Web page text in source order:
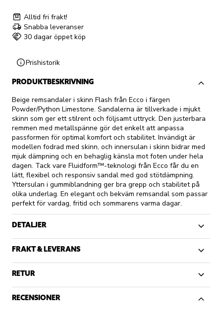
Alltid fri frakt!
Snabba leveranser
30 dagar öppet köp
Prishistorik
PRODUKTBESKRIVNING
Beige remsandaler i skinn Flash från Ecco i färgen
Powder/Python Limestone. Sandalerna är tillverkade i mjukt
skinn som ger ett stilrent och följsamt uttryck. Den justerbara
remmen med metallspänne gör det enkelt att anpassa
passformen för optimal komfort och stabilitet. Invändigt är
modellen fodrad med skinn, och innersulan i skinn bidrar med
mjuk dämpning och en behaglig känsla mot foten under hela
dagen. Tack vare Fluidform™-teknologi från Ecco får du en
lätt, flexibel och responsiv sandal med god stötdämpning.
Yttersulan i gummiblandning ger bra grepp och stabilitet på
olika underlag. En elegant och bekväm remsandal som passar
perfekt för vardag, fritid och sommarens varma dagar.
DETALJER
FRAKT & LEVERANS
RETUR
RECENSIONER